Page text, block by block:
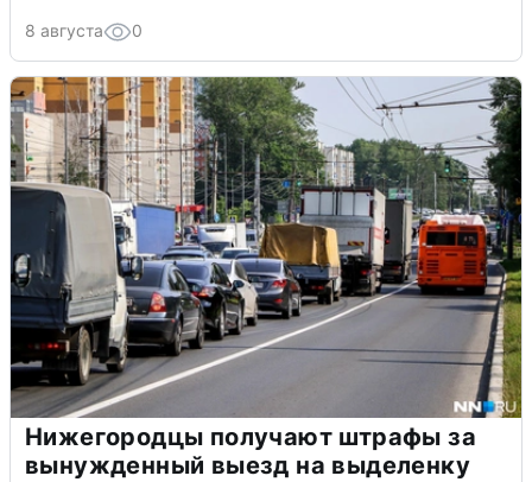
8 августа 0
Нижегородцы получают штрафы за
вынужденный выезд на выделенку